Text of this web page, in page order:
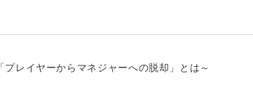
レイヤーからマネジャーへの脱却」とは～